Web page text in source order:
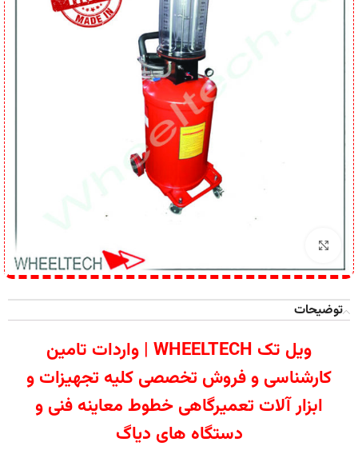
توضیحات
ویل تک WHEELTECH | واردات تامین
کارشناسی و فروش تخصصی کلیه تجهیزات و
ابزار آلات تعمیرگاهی خطوط معاینه فنی و
دستگاه های دیاگ